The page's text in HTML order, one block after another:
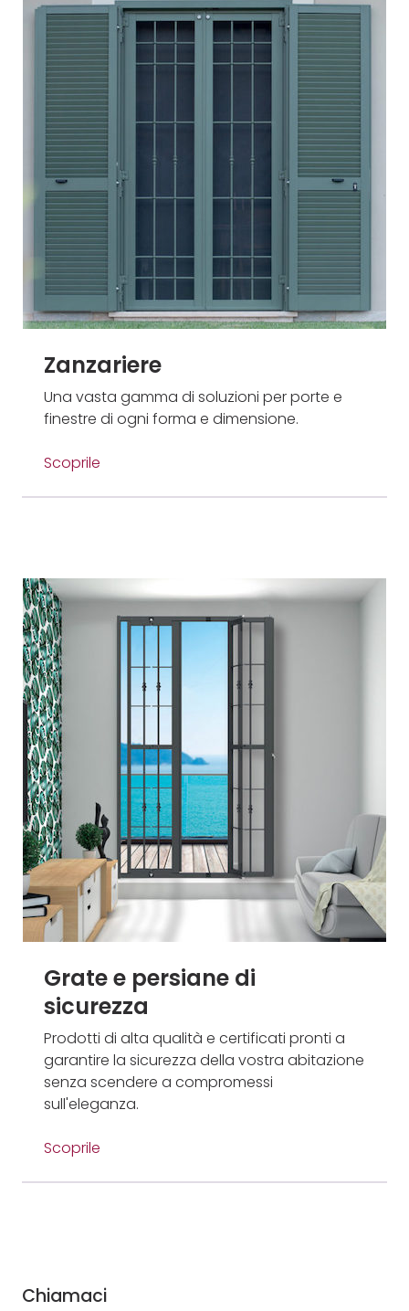
Zanzariere
Una vasta gamma di soluzioni per porte e
finestre di ogni forma e dimensione.
Scoprile
Grate e persiane di
sicurezza
Prodotti di alta qualità e certificati pronti a
garantire la sicurezza della vostra abitazione
senza scendere a compromessi
sull'eleganza.
Scoprile
Chiamaci